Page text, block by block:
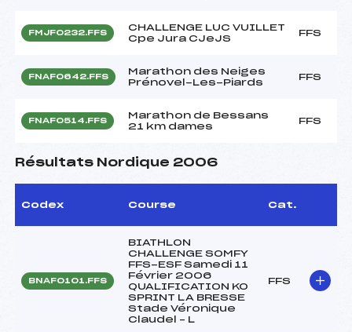
FMJF0232.FFS
CHALLENGE LUC VUILLET
Cpe Jura CJeJS
FFS
FNAF0642.FFS
Marathon des Neiges
Prénovel-Les-Piards
FFS
FNAF0514.FFS
Marathon de Bessans
21 km dames
FFS
Résultats Nordique 2006
Codex Course Cat.
BNAF0101.FFS
BIATHLON
CHALLENGE SOMFY
FFS-ESF Samedi 11
Février 2006
QUALIFICATION KO
SPRINT LA BRESSE
Stade Véronique
Claudel – L
FFS